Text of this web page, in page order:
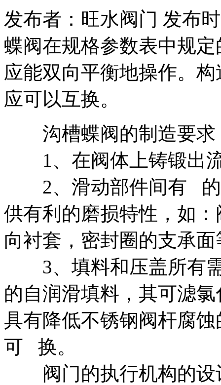
发布者：旺水阀门 发布
蝶阀在规格参数表中规
应能双向平衡地操作。
应可以互换。
沟槽蝶阀的制造要求
1、在阀体上铸锻出
2、滑动部件间有 的
供有利的磨损特性，如
向衬套，密封圈的支承面
3、填料和压盖所有需
的自润滑填料，其可滤
具有降低不锈钢阀杆腐
可 换。
阀门的执行机构的设